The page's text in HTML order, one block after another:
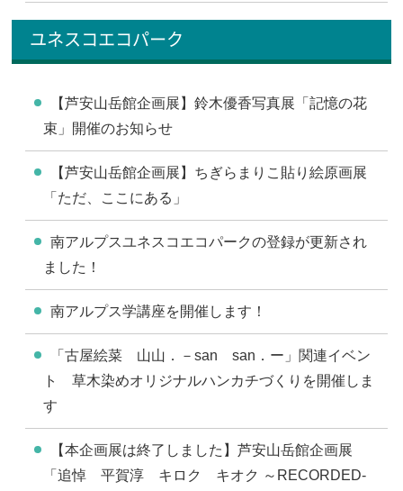
ユネスコエコパーク
【芦安山岳館企画展】鈴木優香写真展「記憶の花
束」開催のお知らせ
【芦安山岳館企画展】ちぎらまりこ貼り絵原画展
「ただ、ここにある」
南アルプスユネスコエコパークの登録が更新され
ました！
南アルプス学講座を開催します！
「古屋絵菜 山山．－san san．ー」関連イベン
ト 草木染めオリジナルハンカチづくりを開催しま
す
【本企画展は終了しました】芦安山岳館企画展
「追悼 平賀淳 キロク キオク ～RECORDED-